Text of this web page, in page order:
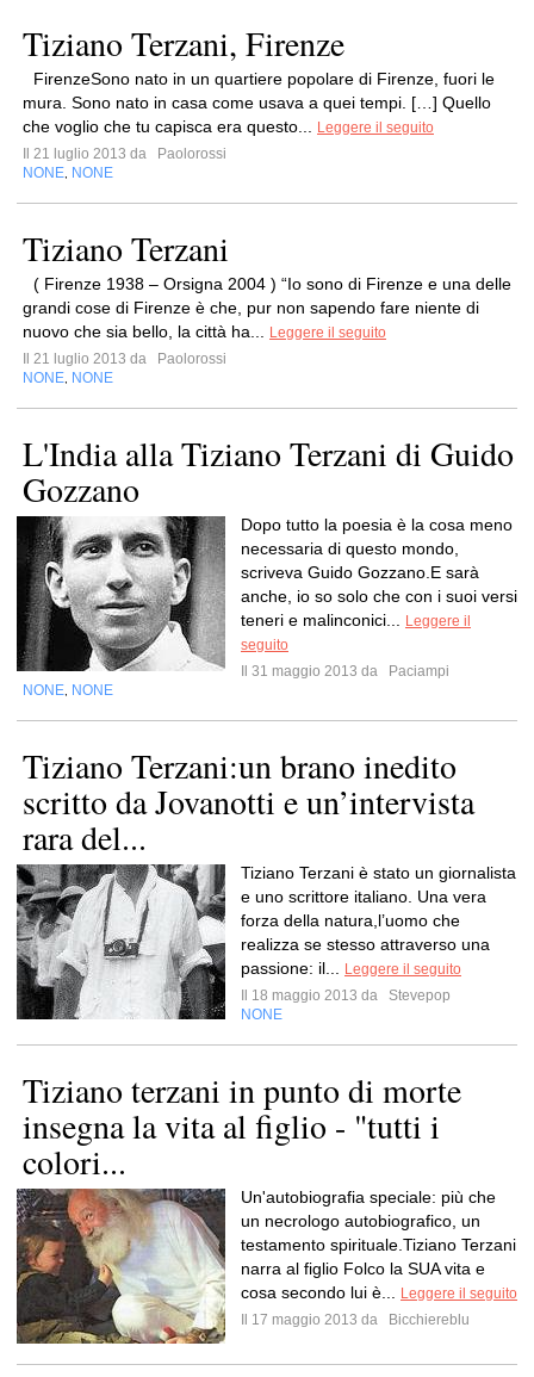
Tiziano Terzani, Firenze
FirenzeSono nato in un quartiere popolare di Firenze, fuori le
mura. Sono nato in casa come usava a quei tempi. […] Quello
che voglio che tu capisca era questo...
Leggere il seguito
Il 21 luglio 2013 da
Paolorossi
NONE NONE
Tiziano Terzani
( Firenze 1938 – Orsigna 2004 ) “Io sono di Firenze e una delle
grandi cose di Firenze è che, pur non sapendo fare niente di
nuovo che sia bello, la città ha...
Leggere il seguito
Il 21 luglio 2013 da
Paolorossi
NONE NONE
L'India alla Tiziano Terzani di Guido
Gozzano
Dopo tutto la poesia è la cosa meno
necessaria di questo mondo,
scriveva Guido Gozzano.E sarà
anche, io so solo che con i suoi versi
teneri e malinconici...
Leggere il
seguito
Il 31 maggio 2013 da
Paciampi
NONE NONE
Tiziano Terzani:un brano inedito
scritto da Jovanotti e un’intervista
rara del...
Tiziano Terzani è stato un giornalista
e uno scrittore italiano. Una vera
forza della natura,l’uomo che
realizza se stesso attraverso una
passione: il...
Leggere il seguito
Il 18 maggio 2013 da
Stevepop
NONE
Tiziano terzani in punto di morte
insegna la vita al figlio - "tutti i
colori...
Un'autobiografia speciale: più che
un necrologo autobiografico, un
testamento spirituale.Tiziano Terzani
narra al figlio Folco la SUA vita e
cosa secondo lui è...
Leggere il seguito
Il 17 maggio 2013 da
Bicchiereblu